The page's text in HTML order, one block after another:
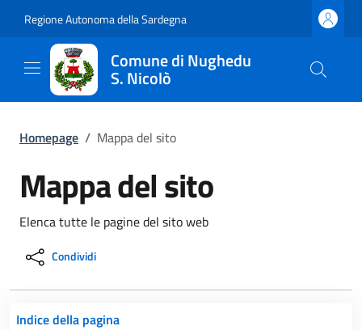
Regione Autonoma della Sardegna
Comune di Nughedu
S. Nicolò
Homepage / Mappa del sito
Mappa del sito
Elenca tutte le pagine del sito web
Condividi
Indice della pagina